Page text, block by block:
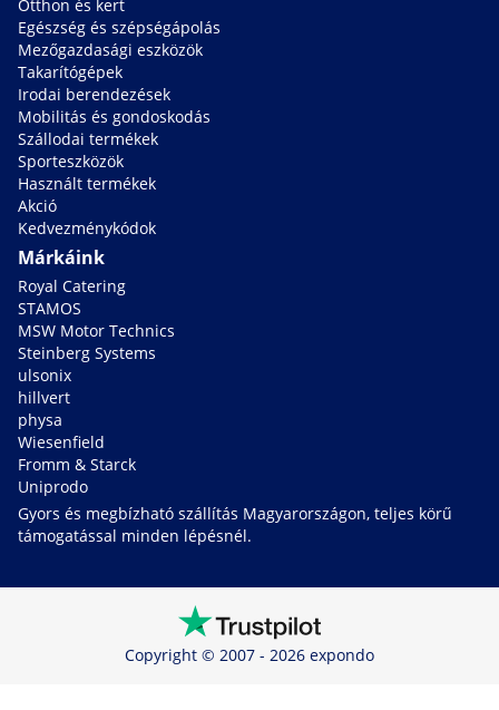
Otthon és kert
Egészség és szépségápolás
Mezőgazdasági eszközök
Takarítógépek
Irodai berendezések
Mobilitás és gondoskodás
Szállodai termékek
Sporteszközök
Használt termékek
Akció
Kedvezménykódok
Márkáink
Royal Catering
STAMOS
MSW Motor Technics
Steinberg Systems
ulsonix
hillvert
physa
Wiesenfield
Fromm & Starck
Uniprodo
Gyors és megbízható szállítás Magyarországon, teljes körű
támogatással minden lépésnél.
Copyright © 2007 - 2026 expondo